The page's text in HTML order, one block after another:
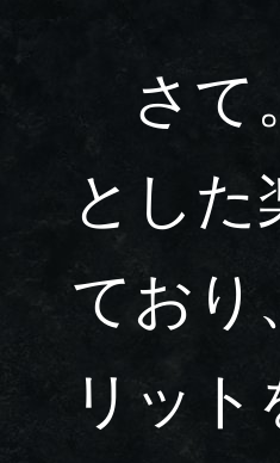
さて
とした
ており
リッ